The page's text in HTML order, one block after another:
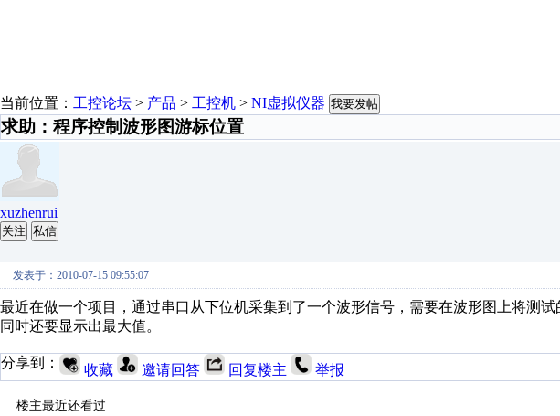
当前位置： 工控论坛 > 产品 > 工控机 > NI虚拟仪器 我要发帖
求助：程序控制波形图游标位置
xuzhenrui
关注 私信
发表于：2010-07-15 09:55:07
最近在做一个项目，通过串口从下位机采集到了一个波形信号，需要在波形图上将测试
同时还要显示出最大值。
分享到： 收藏 邀请回答 回复楼主 举报
楼主最近还看过